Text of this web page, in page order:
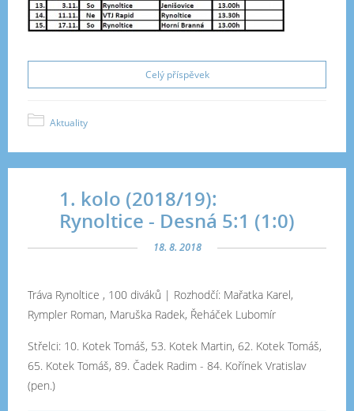
Celý příspěvek
Aktuality
1. kolo (2018/19):
Rynoltice - Desná 5:1 (1:0)
18. 8. 2018
Tráva Rynoltice , 100 diváků | Rozhodčí: Mařatka Karel,
Rympler Roman, Maruška Radek, Řeháček Lubomír
Střelci: 10. Kotek Tomáš, 53. Kotek Martin, 62. Kotek Tomáš,
65. Kotek Tomáš, 89. Čadek Radim - 84. Kořínek Vratislav
(pen.)